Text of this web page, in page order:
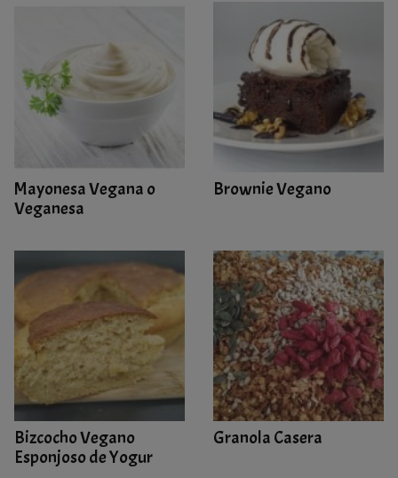
Mayonesa Vegana o
Veganesa
Brownie Vegano
Bizcocho Vegano
Esponjoso de Yogur
Granola Casera